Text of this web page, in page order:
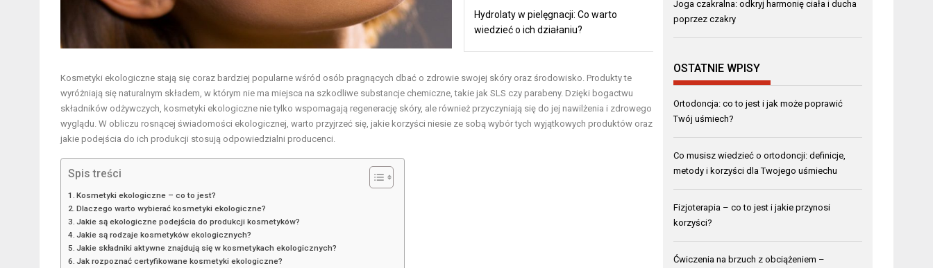
Hydrolaty w pielęgnacji: Co warto
wiedzieć o ich działaniu?
Kosmetyki ekologiczne stają się coraz bardziej popularne wśród osób pragnących dbać o zdrowie swojej skóry oraz środowisko. Produkty te
wyróżniają się naturalnym składem, w którym nie ma miejsca na szkodliwe substancje chemiczne, takie jak SLS czy parabeny. Dzięki bogactwu
składników odżywczych, kosmetyki ekologiczne nie tylko wspomagają regenerację skóry, ale również przyczyniają się do jej nawilżenia i zdrowego
wyglądu. W obliczu rosnącej świadomości ekologicznej, warto przyjrzeć się, jakie korzyści niesie ze sobą wybór tych wyjątkowych produktów oraz
jakie podejścia do ich produkcji stosują odpowiedzialni producenci.
Spis treści
Kosmetyki ekologiczne – co to jest?
Dlaczego warto wybierać kosmetyki ekologiczne?
Jakie są ekologiczne podejścia do produkcji kosmetyków?
Jakie są rodzaje kosmetyków ekologicznych?
Jakie składniki aktywne znajdują się w kosmetykach ekologicznych?
Jak rozpoznać certyfikowane kosmetyki ekologiczne?
Joga czakralna: odkryj harmonię ciała i ducha
poprzez czakry
OSTATNIE WPISY
Ortodoncja: co to jest i jak może poprawić
Twój uśmiech?
Co musisz wiedzieć o ortodoncji: definicje,
metody i korzyści dla Twojego uśmiechu
Fizjoterapia – co to jest i jakie przynosi
korzyści?
Ćwiczenia na brzuch z obciążeniem –